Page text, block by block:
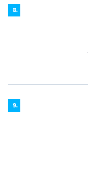
8.
9.